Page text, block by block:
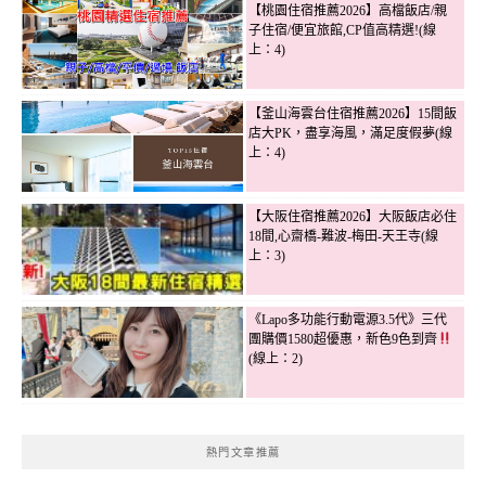
【桃園住宿推薦2026】高檔飯店/親
子住宿/便宜旅館,CP值高精選!(線
上：4)
【釜山海雲台住宿推薦2026】15間飯
店大PK，盡享海風，滿足度假夢(線
上：4)
【大阪住宿推薦2026】大阪飯店必住
18間,心齋橋-難波-梅田-天王寺(線
上：3)
《Lapo多功能行動電源3.5代》三代
團購價1580超優惠，新色9色到齊
(線上：2)
熱門文章推薦